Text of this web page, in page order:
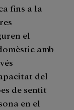
fins a la
el
amb
del
de sentit
en el